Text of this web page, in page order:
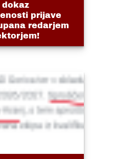
dokaz
prijave
redarjem